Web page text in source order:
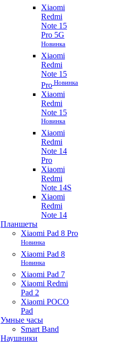
Xiaomi
Redmi
Note 15
Pro 5G
Новинка
Xiaomi
Redmi
Note 15
Pro Новинка
Xiaomi
Redmi
Note 15
Новинка
Xiaomi
Redmi
Note 14
Pro
Xiaomi
Redmi
Note 14S
Xiaomi
Redmi
Note 14
Планшеты
Xiaomi Pad 8 Pro
Новинка
Xiaomi Pad 8
Новинка
Xiaomi Pad 7
Xiaomi Redmi
Pad 2
Xiaomi POCO
Pad
Умные часы
Smart Band
Наушники